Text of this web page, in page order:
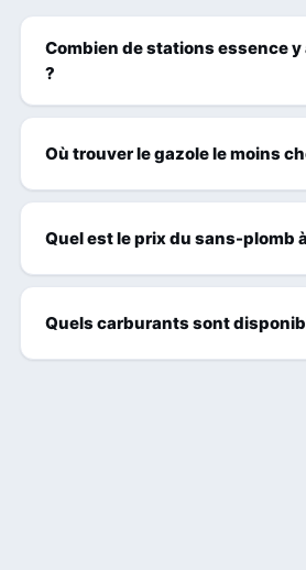
Combien de stations essence
?
Où trouver le gazole le moins
Quel est le prix du sans-plomb
Quels carburants sont